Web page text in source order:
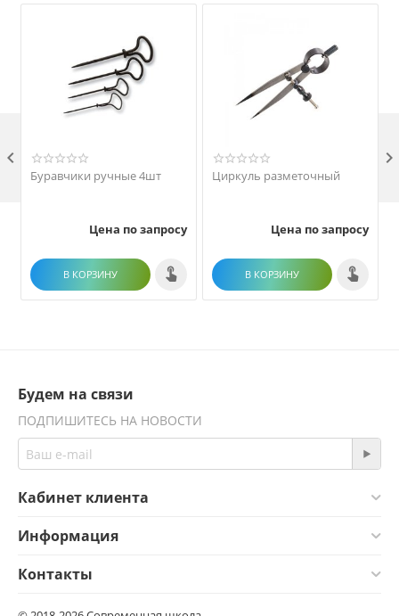
Буравчики ручные 4шт
Цена по запросу
В КОРЗИНУ
Циркуль разметочный
Цена по запросу
В КОРЗИНУ
 
Будем на связи
ПОДПИШИТЕСЬ НА НОВОСТИ
Кабинет клиента
Информация
Контакты